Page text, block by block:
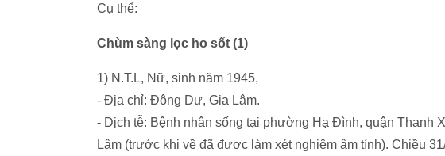
Cụ thể:
Chùm sàng lọc ho sốt (1)
1) N.T.L, Nữ, sinh năm 1945,
- Địa chỉ: Đông Dư, Gia Lâm.
- Dịch tễ: Bệnh nhân sống tại phường Hạ Đình, quận Thanh
Lâm (trước khi về đã được làm xét nghiệm âm tính). Chiều